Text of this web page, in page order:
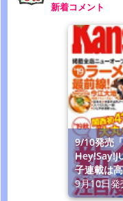
新着コメント
9/10発売
子連載は
9月10日